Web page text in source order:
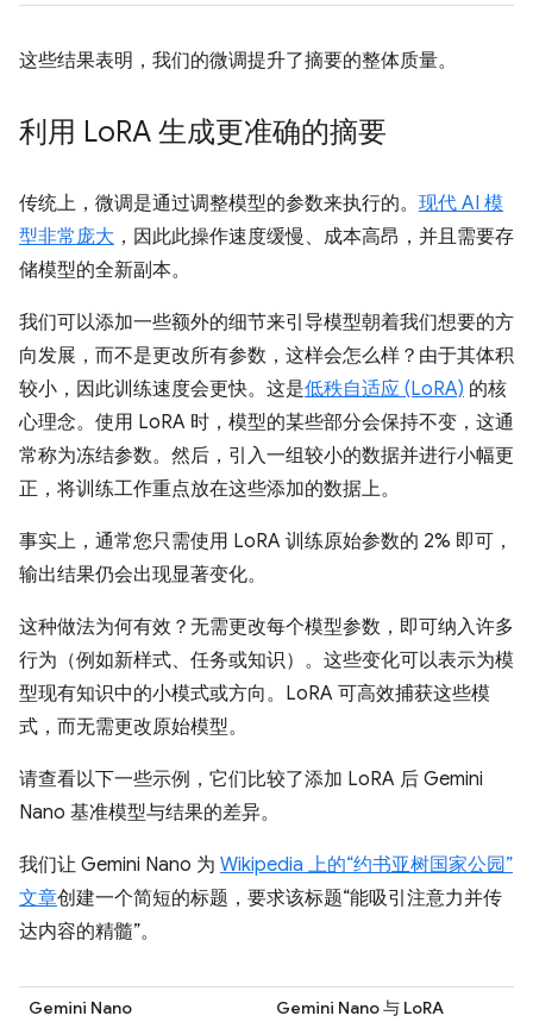
这些结果表明，我们的微调提升了摘要的整体质量。
利用 LoRA 生成更准确的摘要
传统上，微调是通过调整模型的参数来执行的。 现代 AI 模
型非常庞大 ，因此此操作速度缓慢、成本高昂，并且需要存
储模型的全新副本。
我们可以添加一些额外的细节来引导模型朝着我们想要的方
向发展，而不是更改所有参数，这样会怎么样？由于其体积
较小，因此训练速度会更快。这是低秩自适应 (LoRA) 的核
心理念。使用 LoRA 时，模型的某些部分会保持不变，这通
常称为冻结参数。然后，引入一组较小的数据并进行小幅更
正，将训练工作重点放在这些添加的数据上。
事实上，通常您只需使用 LoRA 训练原始参数的 2% 即可，
输出结果仍会出现显著变化。
这种做法为何有效？无需更改每个模型参数，即可纳入许多
行为（例如新样式、任务或知识）。这些变化可以表示为模
型现有知识中的小模式或方向。LoRA 可高效捕获这些模
式，而无需更改原始模型。
请查看以下一些示例，它们比较了添加 LoRA 后 Gemini
Nano 基准模型与结果的差异。
我们让 Gemini Nano 为 Wikipedia 上的“约书亚树国家公园”
文章创建一个简短的标题，要求该标题“能吸引注意力并传
达内容的精髓”。
Gemini Nano Gemini Nano 与 LoRA